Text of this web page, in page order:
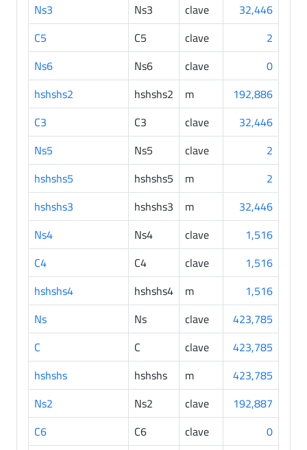
Ns3
Ns3 clave
32,446
C5
C5 clave
2
Ns6
Ns6 clave
0
hshshs2
hshshs2 m
192,886
C3
C3 clave
32,446
Ns5
Ns5 clave
2
hshshs5
hshshs5 m
2
hshshs3
hshshs3 m
32,446
Ns4
Ns4 clave
1,516
C4
C4 clave
1,516
hshshs4
hshshs4 m
1,516
Ns
Ns clave
423,785
C
C clave
423,785
hshshs
hshshs m
423,785
Ns2
Ns2 clave
192,887
C6
C6 clave
0